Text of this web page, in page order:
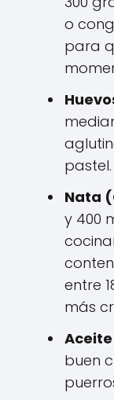
o
para
pastel.
Nata
y 400
entre
más
buen